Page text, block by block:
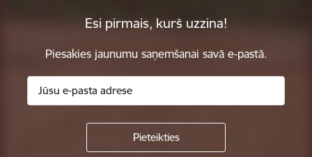
Esi pirmais, kurš uzzina!
Piesakies jaunumu saņemšanai savā e-pastā.